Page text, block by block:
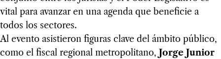
vital para avanzar en una agenda que beneficie a
todos los sectores.
Al evento asistieron figuras clave del ámbito público,
como el fiscal regional metropolitano, Jorge Junior